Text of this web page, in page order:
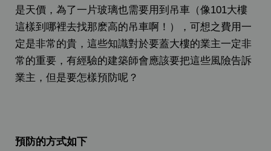
是天價，為了一片玻璃也需要用到吊車（像101大樓
這樣到哪裡去找那麽高的吊車啊！），可想之費用一
定是非常的貴，這些知識對於要蓋大樓的業主一定非
常的重要，有經驗的建築師會應該要把這些風險告訴
業主，但是要怎樣預防呢？
預防的方式如下